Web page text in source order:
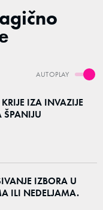
AUTOPLAY
IZA INVAZIJE
IZBORA U
ILI NEDELJAMA.